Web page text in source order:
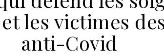
les victimes
anti-Covid